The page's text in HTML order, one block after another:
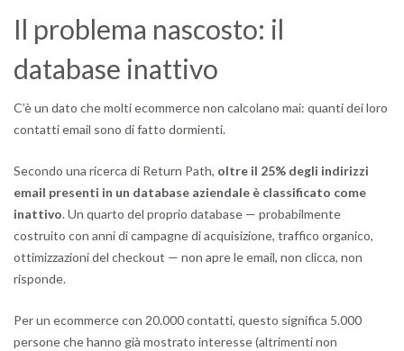
Il problema nascosto: il
database inattivo
C’è un dato che molti ecommerce non calcolano mai: quanti dei loro
contatti email sono di fatto dormienti.
Secondo una ricerca di Return Path, oltre il 25% degli indirizzi
email presenti in un database aziendale è classificato come
inattivo. Un quarto del proprio database — probabilmente
costruito con anni di campagne di acquisizione, traffico organico,
ottimizzazioni del checkout — non apre le email, non clicca, non
risponde.
Per un ecommerce con 20.000 contatti, questo significa 5.000
persone che hanno già mostrato interesse (altrimenti non